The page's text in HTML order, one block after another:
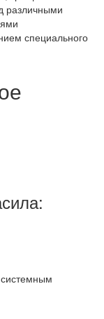
различными
специального